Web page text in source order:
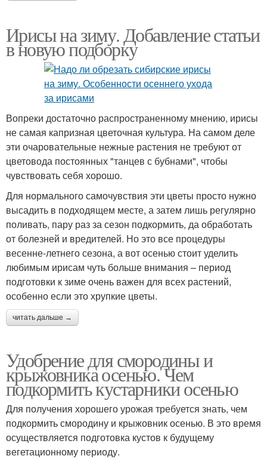
Ирисы на зиму. Добавление статьи
в новую подборку
Вопреки достаточно распространенному мнению, ирисы
не самая капризная цветочная культура. На самом деле
эти очаровательные нежные растения не требуют от
цветовода постоянных "танцев с бубнами", чтобы
чувствовать себя хорошо.
Для нормального самочувствия эти цветы просто нужно
высадить в подходящем месте, а затем лишь регулярно
поливать, пару раз за сезон подкормить, да обработать
от болезней и вредителей. Но это все процедуры
весенне-летнего сезона, а вот осенью стоит уделить
любимым ирисам чуть больше внимания – период
подготовки к зиме очень важен для всех растений,
особенно если это хрупкие цветы.
читать дальше →
Удобрение для смородины и
крыжовника осенью. Чем
подкормить кустарники осенью
Для получения хорошего урожая требуется знать, чем
подкормить смородину и крыжовник осенью. В это время
осуществляется подготовка кустов к будущему
вегетационному периоду.